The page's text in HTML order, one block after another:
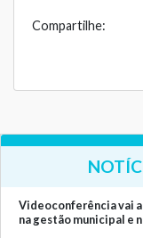
Compartilhe:
Videoconferência vai
na gestão municipal e